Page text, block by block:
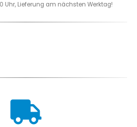
Uhr, Lieferung am nächsten Werktag!